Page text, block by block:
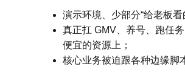
演示环境、少部分“给老板看
真正扛 GMV、养号、跑任
便宜的资源上；
核心业务被迫跟各种边缘脚